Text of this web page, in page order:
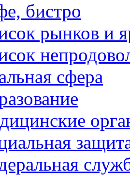
бистро
рынков и
сфера